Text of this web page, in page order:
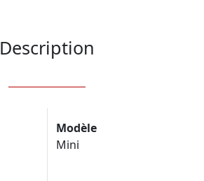
Description
Modèle
Mini